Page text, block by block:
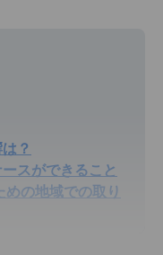
？
スができること
の地域での取り